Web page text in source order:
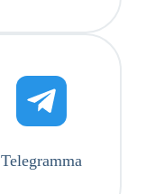
Telegramma